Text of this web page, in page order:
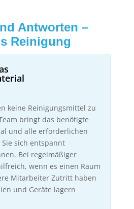
Antworten –
Reinigung
keine Reinigungsmittel zu
bringt das benötigte
und alle erforderlichen
sich entspannt
Bei regelmäßiger
wenn es einen Raum
Mitarbeiter Zutritt haben
und Geräte lagern